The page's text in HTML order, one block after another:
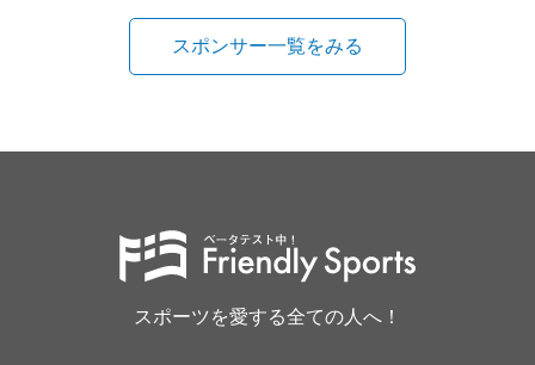
スポンサー一覧をみる
スポーツを愛する全ての人へ！